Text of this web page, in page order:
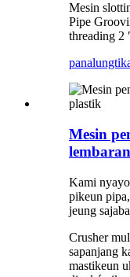
Mesin
Pipe
threading 2
Mesin
Kami
pikeun
jeung
Crusher
sapanjang
mastikeun